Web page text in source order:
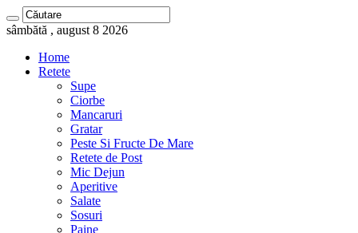
sâmbătă , august 8 2026
Home
Retete
Supe
Ciorbe
Mancaruri
Gratar
Peste Si Fructe De Mare
Retete de Post
Mic Dejun
Aperitive
Salate
Sosuri
Paine